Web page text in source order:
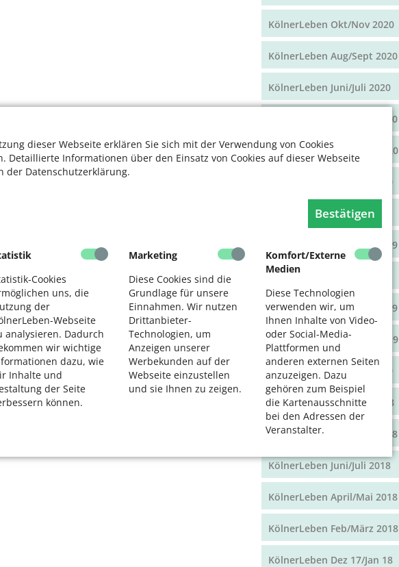
dieser Webseite erklären Sie sich mit der Verwendung von Cookies
Detaillierte Informationen über den Einsatz von Cookies auf dieser Webseite
der Datenschutzerklärung.
Bestätigen
Cookies
uns, die
der
Webseite
analysieren. Dadurch
wir wichtige
dazu, wie
Inhalte und
der Seite
können.
Marketing
Diese Cookies sind die
Grundlage für unsere
Einnahmen. Wir nutzen
Drittanbieter-
Technologien, um
Anzeigen unserer
Werbekunden auf der
Webseite einzustellen
und sie Ihnen zu zeigen.
Komfort/Externe
Medien
Diese Technologien
verwenden wir, um
Ihnen Inhalte von Video-
oder Social-Media-
Plattformen und
anderen externen Seiten
anzuzeigen. Dazu
gehören zum Beispiel
die Kartenausschnitte
bei den Adressen der
Veranstalter.
KölnerLeben Okt/Nov 2020
KölnerLeben Aug/Sept 2020
KölnerLeben Juni/Juli 2020
KölnerLeben April/Mai 2020
KölnerLeben Feb/März 2020
KölnerLeben Dez 19/Jan 20
KölnerLeben Okt/Nov 19
KölnerLeben Aug/Sept 2019
KölnerLeben Juni/Juli 2019
KölnerLeben April/Mai 2019
KölnerLeben Feb/März 2019
KölnerLeben Dez 18/Jan 19
KölnerLeben Okt/Nov 2018
KölnerLeben Aug/Sept 2018
KölnerLeben Juni/Juli 2018
KölnerLeben April/Mai 2018
KölnerLeben Feb/März 2018
KölnerLeben Dez 17/Jan 18